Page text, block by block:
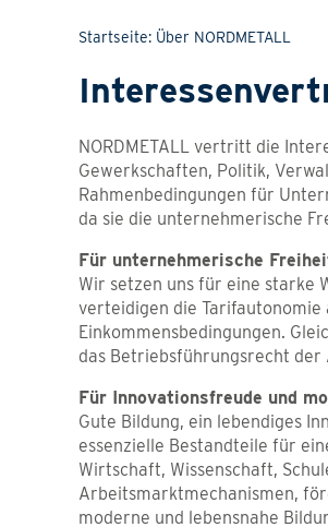
Startseite Über NORDMETALL
NORDMETALL vertritt die
Gewerkschaften, Politik,
Rahmenbedingungen für
da sie die unternehmerische
Für unternehmerische
Wir setzen uns für eine starke
verteidigen die
Einkommensbedingungen.
das Betriebsführungsrecht
Für Innovationsfreude und
Gute Bildung, ein lebendiges
essenzielle Bestandteile für
Wirtschaft, Wissenschaft,
Arbeitsmarktmechanismen,
moderne und lebensnahe